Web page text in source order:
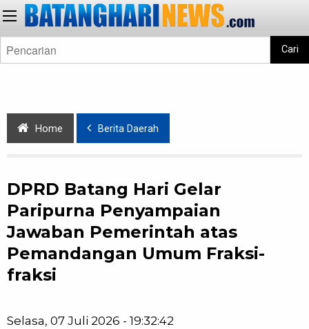
Cari
Home Berita Daerah
DPRD Batang Hari Gelar
Paripurna Penyampaian
Jawaban Pemerintah atas
Pemandangan Umum Fraksi-
fraksi
Selasa, 07 Juli 2026 - 19:32:42